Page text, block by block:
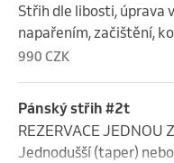
Střih dle libosti, úprava
napařením, začištění,
990 CZK
Pánský střih #2t
REZERVACE JEDNOU
Jednodušší (taper)